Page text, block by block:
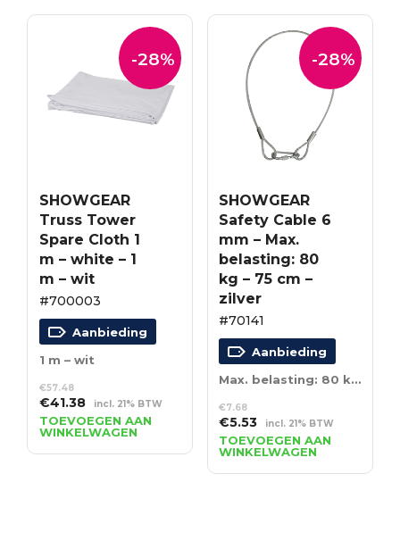
-28%
SHOWGEAR
Truss Tower
Spare Cloth 1
m – white – 1
m – wit
#700003
Aanbieding
1 m – wit
€57.48
Oorspronkelijke
prijs
was:
€57.48.
€41.38Huidige
prijs
is:
€41.38.
incl. 21% BTW
TOEVOEGEN AAN
WINKELWAGEN
-28%
SHOWGEAR
Safety Cable 6
mm – Max.
belasting: 80
kg – 75 cm –
zilver
#70141
Aanbieding
Max. belasting: 80 kg – 75 cm – zilver
€7.68
Oorspronkelijke
prijs
was:
€7.68.
€5.53Huidige
prijs
is:
€5.53.
incl. 21% BTW
TOEVOEGEN AAN
WINKELWAGEN